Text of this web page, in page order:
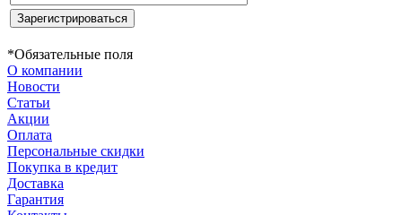
*Обязательные поля
О компании
Новости
Статьи
Акции
Оплата
Персональные скидки
Покупка в кредит
Доставка
Гарантия